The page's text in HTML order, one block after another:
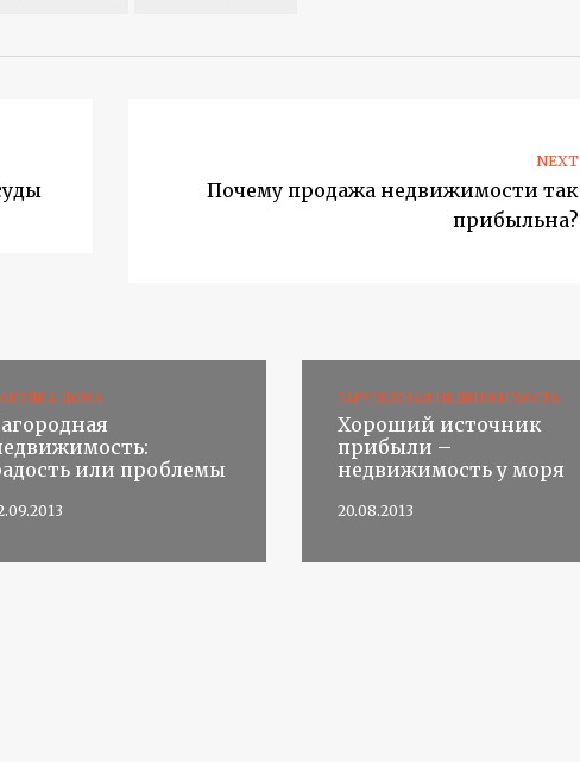
NEXT
Почему продажа недвижимости так
прибыльна?
ДОМА
или проблемы
ЗАРУБЕЖНАЯ НЕДВИЖИМОСТЬ
Хороший источник
прибыли –
недвижимость у моря
20.08.2013